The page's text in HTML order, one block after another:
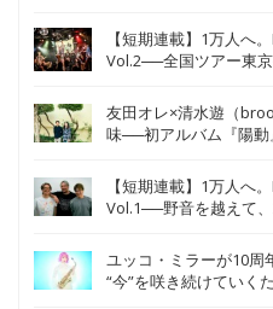
【短期連載】1万人へ
Vol.2──全国ツアー東
友田オレ×清水遊（
味──初アルバム『陽動
【短期連載】1万人へ
Vol.1──野音を越えて
ユッコ・ミラーが10周
“今”を咲き続けていく